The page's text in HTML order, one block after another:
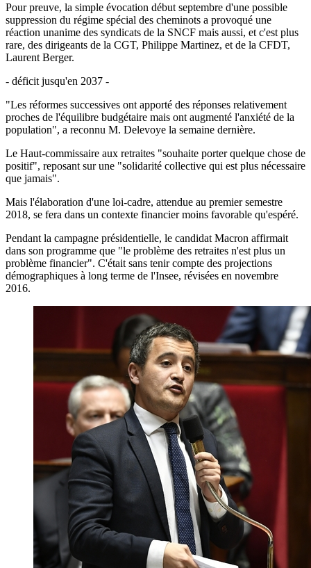
Pour preuve, la simple évocation début septembre d'une possible
suppression du régime spécial des cheminots a provoqué une
réaction unanime des syndicats de la SNCF mais aussi, et c'est plus
rare, des dirigeants de la CGT, Philippe Martinez, et de la CFDT,
Laurent Berger.
- déficit jusqu'en 2037 -
"Les réformes successives ont apporté des réponses relativement
proches de l'équilibre budgétaire mais ont augmenté l'anxiété de la
population", a reconnu M. Delevoye la semaine dernière.
Le Haut-commissaire aux retraites "souhaite porter quelque chose de
positif", reposant sur une "solidarité collective qui est plus nécessaire
que jamais".
Mais l'élaboration d'une loi-cadre, attendue au premier semestre
2018, se fera dans un contexte financier moins favorable qu'espéré.
Pendant la campagne présidentielle, le candidat Macron affirmait
dans son programme que "le problème des retraites n'est plus un
problème financier". C'était sans tenir compte des projections
démographiques à long terme de l'Insee, révisées en novembre
2016.